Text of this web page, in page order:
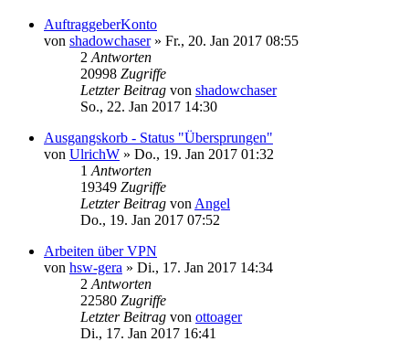
AuftraggeberKonto
von shadowchaser» Fr., 20. Jan 2017 08:55
2 Antworten
20998 Zugriffe
Letzter Beitrag von shadowchaser
So., 22. Jan 2017 14:30
Ausgangskorb - Status "Übersprungen"
von UlrichW » Do., 19. Jan 2017 01:32
1 Antworten
19349 Zugriffe
Letzter Beitrag von Angel
Do., 19. Jan 2017 07:52
Arbeiten über VPN
von hsw-gera » Di., 17. Jan 2017 14:34
2 Antworten
22580 Zugriffe
Letzter Beitrag von ottoager
Di., 17. Jan 2017 16:41